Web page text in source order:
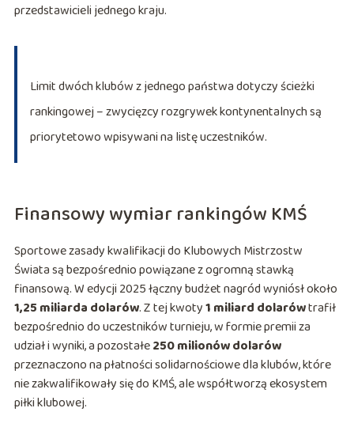
przedstawicieli jednego kraju.
Limit dwóch klubów z jednego państwa dotyczy ścieżki
rankingowej – zwycięzcy rozgrywek kontynentalnych są
priorytetowo wpisywani na listę uczestników.
Finansowy wymiar rankingów KMŚ
Sportowe zasady kwalifikacji do Klubowych Mistrzostw
Świata są bezpośrednio powiązane z ogromną stawką
finansową. W edycji 2025 łączny budżet nagród wyniósł około
1,25 miliarda dolarów. Z tej kwoty1 miliard dolarówtrafił
bezpośrednio do uczestników turnieju, w formie premii za
udział i wyniki, a pozostałe250 milionów dolarów
przeznaczono na płatności solidarnościowe dla klubów, które
nie zakwalifikowały się do KMŚ, ale współtworzą ekosystem
piłki klubowej.